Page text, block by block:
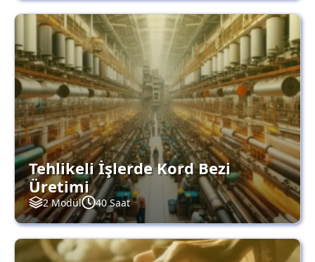
Tehlikeli İşlerde Kord Bezi
Üretimi
2 Modül 40 Saat